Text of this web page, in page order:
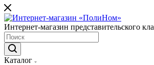
Интернет-магазин представительского
Каталог